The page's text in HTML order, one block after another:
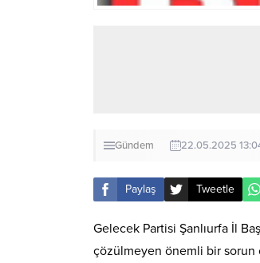
Gündem 22.05.2025
Paylaş Tweetle
Gelecek Partisi Şanlıurfa İl
çözülmeyen önemli bir sorun